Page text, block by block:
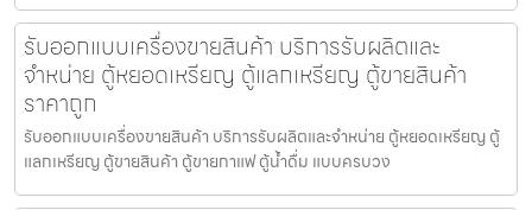
รับออกแบบเครื่องขายสินค้า บริการรับผลิตและ
จำหน่าย ตู้หยอดเหรียญ ตู้แลกเหรียญ ตู้ขายสินค้า
ราคาถูก
รับออกแบบเครื่องขายสินค้า บริการรับผลิตและจำหน่าย ตู้หยอดเหรียญ ตู้
แลกเหรียญ ตู้ขายสินค้า ตู้ขายกาแฟ ตู้น้ำดื่ม แบบครบวง